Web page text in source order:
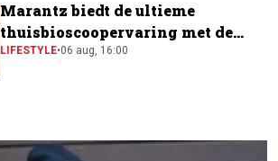
Marantz biedt de ultieme
thuisbioscoopervaring met de
CINEMA Series 2
LIFESTYLE•06 aug, 16:00